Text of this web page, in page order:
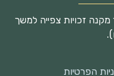
זכויות צפייה למשך
הפרטיות